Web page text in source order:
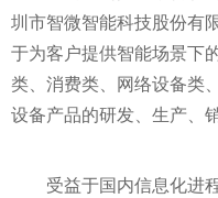
圳市智微智能科技股份有
于为客户提供智能场景下
类、消费类、网络设备类
设备产品的研发、生产、
受益于国内信息化进